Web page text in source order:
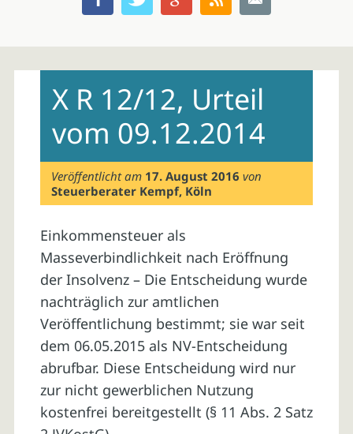
contentX R 12/12, Urteil
vom 09.12.2014
Veröffentlicht am 17. August 2016 von
Steuerberater Kempf, Köln
Einkommensteuer als
Masseverbindlichkeit nach Eröffnung
der Insolvenz – Die Entscheidung wurde
nachträglich zur amtlichen
Veröffentlichung bestimmt; sie war seit
dem 06.05.2015 als NV-Entscheidung
abrufbar. Diese Entscheidung wird nur
zur nicht gewerblichen Nutzung
kostenfrei bereitgestellt (§ 11 Abs. 2 Satz